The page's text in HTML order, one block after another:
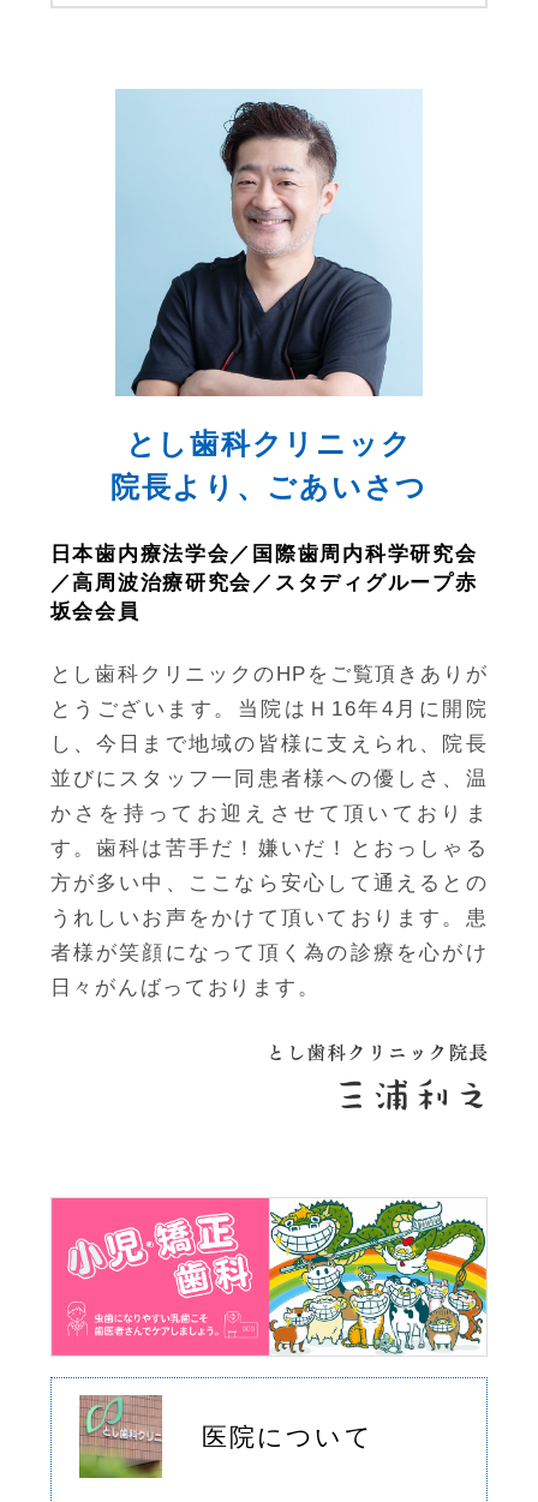
とし歯科クリニック
院長より、ごあいさつ
日本歯内療法学会／国際歯周内科学研究会
／高周波治療研究会／スタディグループ赤
坂会会員
とし歯科クリニックのHPをご覧頂きありが
とうございます。当院はＨ16年4月に開院
し、今日まで地域の皆様に支えられ、院長
並びにスタッフ一同患者様への優しさ、温
かさを持ってお迎えさせて頂いておりま
す。歯科は苦手だ！嫌いだ！とおっしゃる
方が多い中、ここなら安心して通えるとの
うれしいお声をかけて頂いております。患
者様が笑顔になって頂く為の診療を心がけ
日々がんばっております。
医院について